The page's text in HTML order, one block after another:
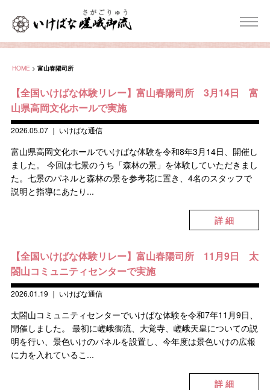
HOME > 富山春陽司所
【全国いけばな体験リレー】富山春陽司所 3月14日 富
山県高岡文化ホールで実施
2026.05.07｜ いけばな通信
富山県高岡文化ホールでいけばな体験を令和8年3月14日、開催し
ました。 今回は七景のうち「森林の景」を体験していただきまし
た。七景のパネルと森林の景を参考花に置き、4名のスタッフで
説明と指導にあたり...
詳 細
【全国いけばな体験リレー】富山春陽司所 11月9日 太
閤山コミュニティセンターで実施
2026.01.19 ｜ いけばな通信
太閤山コミュニティセンターでいけばな体験を令和7年11月9日、
開催しました。 最初に嵯峨御流、大覚寺、嵯峨天皇についての説
明を行い、景色いけのパネルを設置し、今年度は景色いけの広報
に力を入れているこ...
詳 細